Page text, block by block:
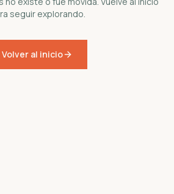
seguir explorando.
Volver al inicio